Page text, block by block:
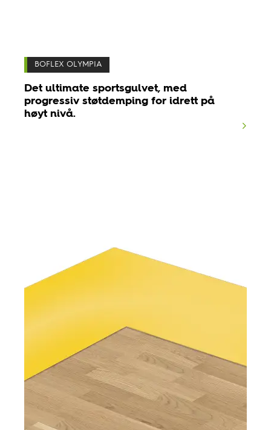
BOFLEX OLYMPIA
Det ultimate sportsgulvet, med
progressiv støtdemping for idrett på
høyt nivå.